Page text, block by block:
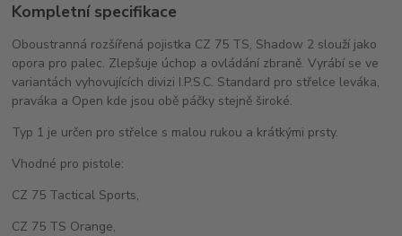
Kompletní specifikace
Oboustranná rozšířená pojistka CZ 75 TS, Shadow 2 slouží jako
opora pro palec. Zlepšuje úchop a ovládání zbraně. Vyrábí se ve
variantách vyhovujících divizi I.P.S.C. Standard pro střelce leváka,
praváka a Open kde jsou obě páčky stejně široké.
Typ 1 je určen pro střelce s malou rukou a krátkými prsty.
Vhodné pro pistole:
CZ 75 Tactical Sports,
CZ 75 TS Orange,